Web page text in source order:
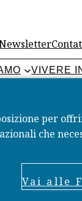
VIVERE
per
che
Vai alle